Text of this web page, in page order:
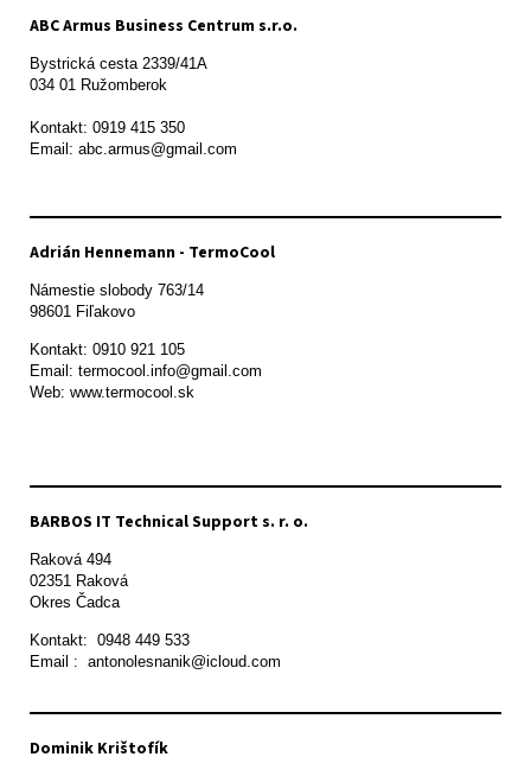
ABC Armus Business Centrum s.r.o.
Bystrická cesta 2339/41A
034 01 Ružomberok
Kontakt: 0919 415 350
Adrián Hennemann - TermoCool
Námestie slobody 763/14
98601 Fiľakovo
Kontakt: 0910 921 105
Email: termocool.info@gmail.com
Web: www.termocool.sk
BARBOS IT Technical Support s. r. o.
Raková 494
02351 Raková
Okres Čadca
Kontakt:  0948 449 533
Email :  antonolesnanik@icloud.com
Dominik Krištofík